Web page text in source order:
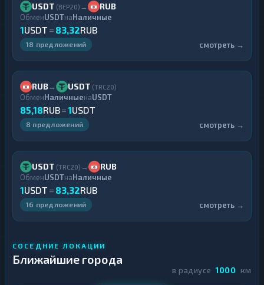
USDT (BEP20) → RUB
ОбменUSDTнаНаличные
1USDT= 83,32RUB
18 предложений смотреть →
RUB→ USDT (TRC20)
ОбменНаличныенаUSDT
85,18RUB=1USDT
8 предложений смотреть →
USDT (TRC20) → RUB
ОбменUSDTнаНаличные
1USDT= 83,32RUB
16 предложений смотреть →
СОСЕДНИЕ ЛОКАЦИИ
Ближайшие города
в радиусе 1000 км